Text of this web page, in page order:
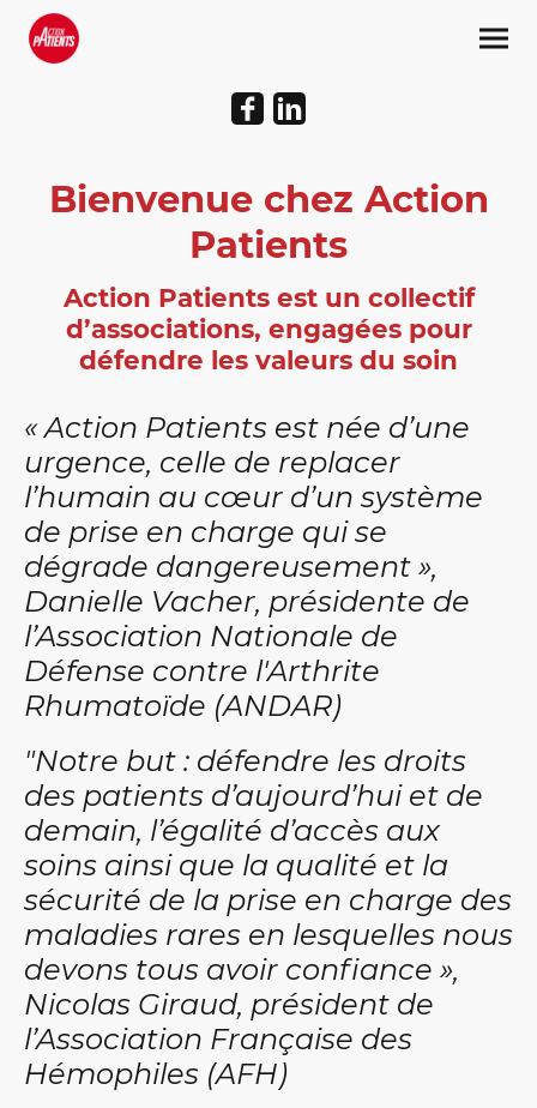
Bienvenue chez Action
Patients
Action Patients est un collectif
d’associations, engagées pour
défendre les valeurs du soin
« Action Patients est née d’une
urgence, celle de replacer
l’humain au cœur d’un système
de prise en charge qui se
dégrade dangereusement »,
Danielle Vacher, présidente de
l’Association Nationale de
Défense contre l'Arthrite
Rhumatoïde (ANDAR)
"Notre but : défendre les droits
des patients d’aujourd’hui et de
demain, l’égalité d’accès aux
soins ainsi que la qualité et la
sécurité de la prise en charge des
maladies rares en lesquelles nous
devons tous avoir confiance »,
Nicolas Giraud, président de
l’Association Française des
Hémophiles (AFH)